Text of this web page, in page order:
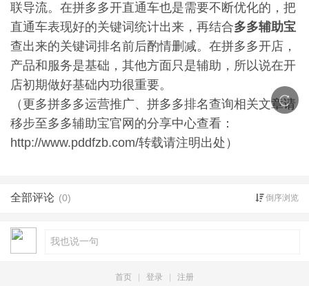
联导流。在拼多多开直通车也是需要不断优化的，把
直通车表现好的关键词统计出来，再结合多多辅助宝
查出来的关键词排名前后酌情删减。在拼多多开店，
产品和服务是基础，其他方面只是辅助，所以说在开
店初期做好基础内功很重要。
（更多拼多多运营推广、拼多多排名查询相关文章请
移步至多多辅助宝官网的分享中心查看：
http://www.pddfzb.com/转载请注明出处）
全部评论 (0) 倒序浏览
首页 登录 注册